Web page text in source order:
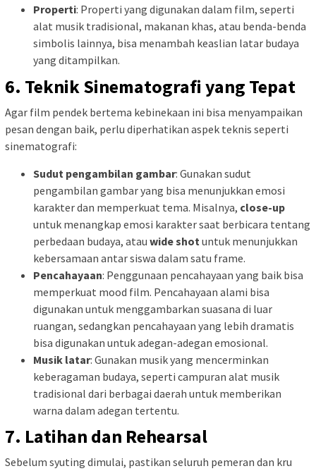
Properti: Properti yang digunakan dalam film, seperti
alat musik tradisional, makanan khas, atau benda-benda
simbolis lainnya, bisa menambah keaslian latar budaya
yang ditampilkan.
6. Teknik Sinematografi yang Tepat
Agar film pendek bertema kebinekaan ini bisa menyampaikan
pesan dengan baik, perlu diperhatikan aspek teknis seperti
sinematografi:
Sudut pengambilan gambar: Gunakan sudut
pengambilan gambar yang bisa menunjukkan emosi
karakter dan memperkuat tema. Misalnya, close-up
untuk menangkap emosi karakter saat berbicara tentang
perbedaan budaya, atau wide shot untuk menunjukkan
kebersamaan antar siswa dalam satu frame.
Pencahayaan: Penggunaan pencahayaan yang baik bisa
memperkuat mood film. Pencahayaan alami bisa
digunakan untuk menggambarkan suasana di luar
ruangan, sedangkan pencahayaan yang lebih dramatis
bisa digunakan untuk adegan-adegan emosional.
Musik latar: Gunakan musik yang mencerminkan
keberagaman budaya, seperti campuran alat musik
tradisional dari berbagai daerah untuk memberikan
warna dalam adegan tertentu.
7. Latihan dan Rehearsal
Sebelum syuting dimulai, pastikan seluruh pemeran dan kru